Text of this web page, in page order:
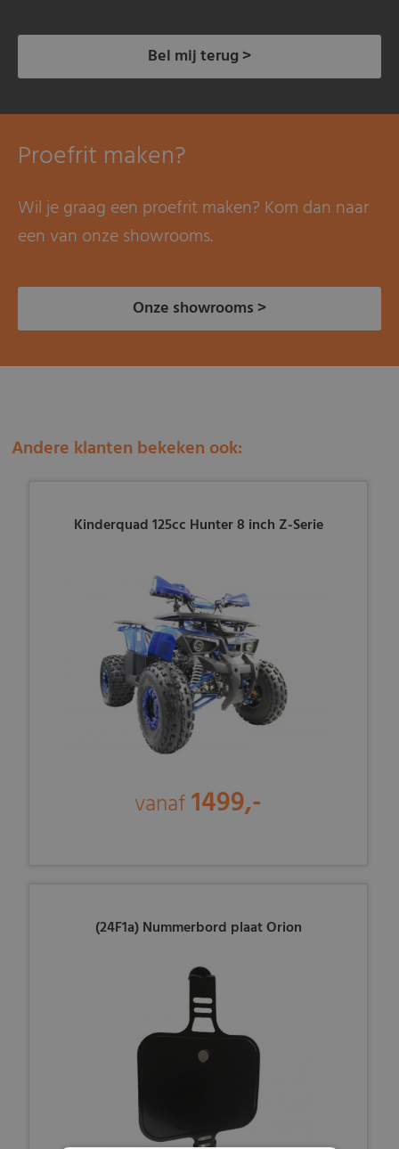
Bel mij terug >
Proefrit maken?
Wil je graag een proefrit maken? Kom dan naar
een van onze showrooms.
Onze showrooms >
Andere klanten bekeken ook:
Kinderquad 125cc Hunter 8 inch Z-Serie
vanaf1499,-
(24F1a) Nummerbord plaat Orion